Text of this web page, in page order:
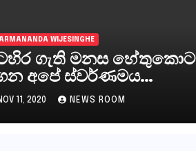
WIJESINGHE
ගැති මනස හේතුකොට
අපේ ස්වර්ණමය
මඟහැරීම
11, 2020 NEWS ROOM